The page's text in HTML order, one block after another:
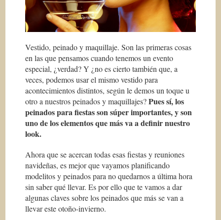
Vestido, peinado y maquillaje. Son las primeras cosas
en las que pensamos cuando tenemos un evento
especial, ¿verdad? Y ¿no es cierto también que, a
veces, podemos usar el mismo vestido para
acontecimientos distintos, según le demos un toque u
otro a nuestros peinados y maquillajes?Pues sí, los
peinados para fiestas son súper importantes, y son
uno de los elementos que más va a definir nuestro
look.
Ahora que se acercan todas esas fiestas y reuniones
navideñas, es mejor que vayamos planificando
modelitos y peinados para no quedarnos a última hora
sin saber qué llevar. Es por ello que te vamos a dar
algunas claves sobre los peinados que más se van a
llevar este otoño-invierno.